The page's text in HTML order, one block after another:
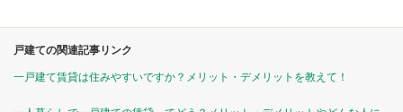
戸建ての関連記事リンク
一戸建て賃貸は住みやすいですか？メリット・デメリットを教えて！